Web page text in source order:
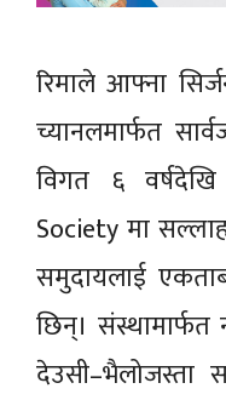
रिमाले आफ्ना
च्यानलमार्फत
विगत ६
Society मा
समुदायलाई
छिन्। संस्थामार्फत
देउसी–भैलोजस्ता